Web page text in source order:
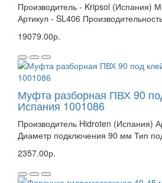
Производитель - Kripsol (Испания)
Артикул - SL406
19079.00р.
Муфта разборная ПВХ 90
Испания 1001086
Производитель Hidroten (Испания)
Диаметр подключения 90 мм Тип
2357.00р.